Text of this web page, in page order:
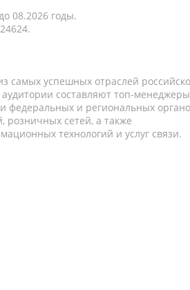
08.2026 годы.
самых успешных отраслей
составляют топ-
федеральных и региональных
розничных сетей, а также
технологий и услуг связи.